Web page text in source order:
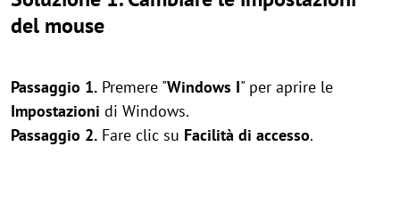
del mouse
Passaggio 1. Premere "Windows I" per aprire le
Impostazioni di Windows.
Passaggio 2. Fare clic su Facilità di accesso.